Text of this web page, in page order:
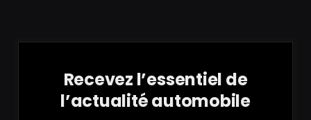
Recevez l’essentiel de
l’actualité automobile